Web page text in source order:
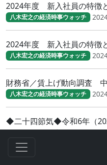
2024年度 新入社員の特徴
八木宏之の経済時事ウォッチ
2024年度 新入社員の特徴
八木宏之の経済時事ウォッチ
財務省／賃上げ動向調査
八木宏之の経済時事ウォッチ
◆二十四節気◆令和6年（
う）」です。◆
季節のお便り